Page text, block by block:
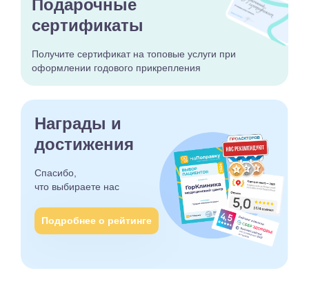
Подарочные
сертификаты
Получите сертификатна топовые услуги при
оформлении годового прикрепления
Награды и
достижения
Спасибо,
что выбираете нас
Подробнее о рейтинге